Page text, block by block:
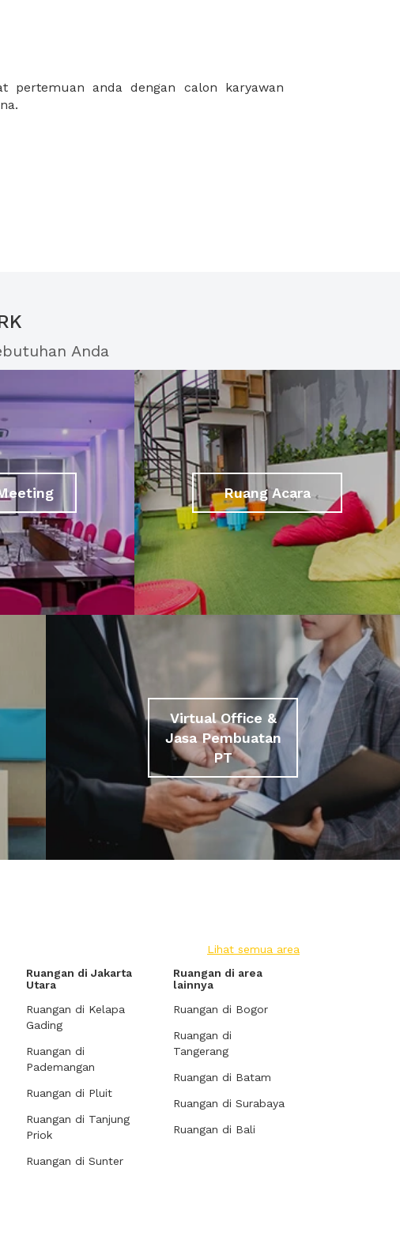
Anda
Ruang Acara
Virtual Office &
Jasa Pembuatan
PT
Lihat semua area
Ruangan di Jakarta
Utara
Ruangan di Kelapa
Gading
Ruangan di
Pademangan
Ruangan di Pluit
Ruangan di Tanjung
Priok
Ruangan di Sunter
Ruangan di area
lainnya
Ruangan di Bogor
Ruangan di
Tangerang
Ruangan di Batam
Ruangan di Surabaya
Ruangan di Bali